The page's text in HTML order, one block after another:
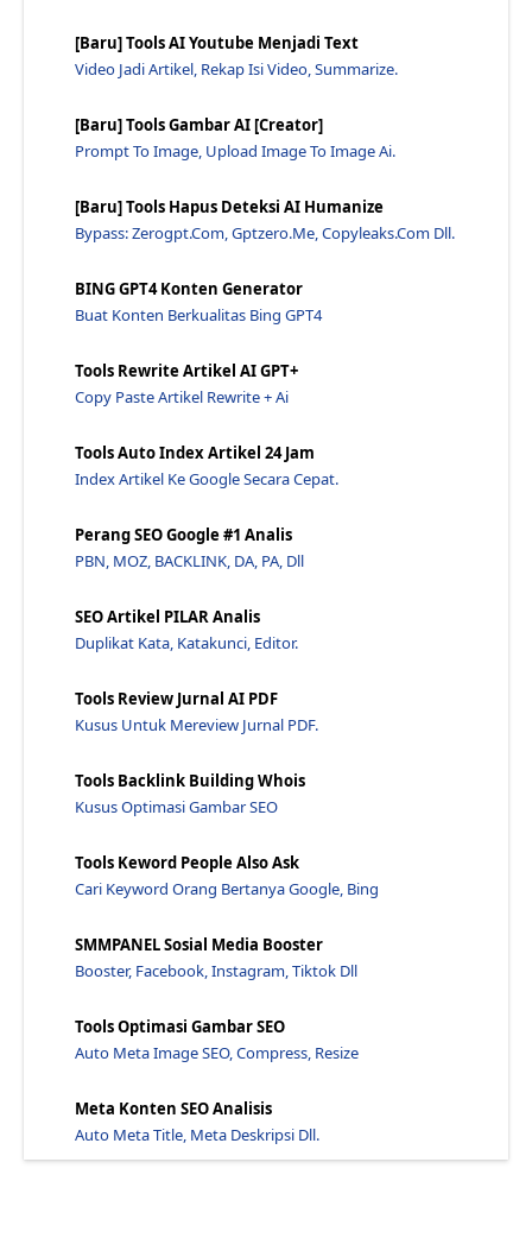
Meta Description Tag Valid Html5 Seo Friendly - Ja...
Mengatasi Leverage Browser Caching Untuk FaviconIn...
Penyebab Artikel Blog Tidak Terindex Di Google - J...
Inspect Element Di Chrome Suka Mencurigakan - Jawa...
Seo Atau Search Engine Optimization, Apa Itu Seo? ...
Cara Mengoptimalkan Konten Iframe Anda Untuk Seo -...
Ingin Menghilangkan I Frame Dan Teks Injection Ata...
Belajar Seo: Teknik - Jawaraspeed
5 Cara Meningkatkan Blog (Cara Meningkatkan Pengun...
Cara Menyalin Kode Sematan Untuk Keterampilan Alex...
Pengantar Pengoptimalan Mesin Pencari - Jawaraspeed
John Mueller Menentukan Penggunaan Meta Tag Seo Fr...
Apa Yang Harus Anda Lakukan Hingga Menjadi Blogger...
7 Cara Menemukan Kata Kunci Untuk Seo Bisnis Lain...
Cara Cepat Mempercepat Index Website Dengan Google...
Cara Cek Da Pa Bisnis Seo Agar Tinggi Suramadu - J...
Benarkah Seo Friendly Membuat Blog Turun Peringkat...
10 Alasan Memilih Sertifikat Ssl Untuk Website And...
Mengenal Sistem Mbs (Mobile Business System) - Jaw...
Belajar Seo 2022 Dengan Versi Spesial Seo Google -...
Temukan Poin Fenomenal Untuk Menulis Artikel - Jaw...
Cara Menambahkan Tanda Centang Di Postingan Blog -...
[Baru] Tools AI Youtube Menjadi Text
Video Jadi Artikel, Rekap Isi Video, Summarize.
[Baru] Tools Gambar AI [Creator]
Prompt To Image, Upload Image To Image Ai.
[Baru] Tools Hapus Deteksi AI Humanize
Bypass: Zerogpt.com, Gptzero.me, Copyleaks.com Dll.
BING GPT4 Konten Generator
Buat Konten Berkualitas Bing GPT4
Tools Rewrite Artikel AI GPT+
Copy Paste Artikel Rewrite + Ai
Tools Auto Index Artikel 24 Jam
Index Artikel Ke Google Secara Cepat.
Perang SEO Google #1 Analis
PBN, MOZ, BACKLINK, DA, PA, Dll
SEO Artikel PILAR Analis
Duplikat Kata, Katakunci, Editor.
Tools Review Jurnal AI PDF
Kusus Untuk Mereview Jurnal PDF.
Tools Backlink Building Whois
Kusus Optimasi Gambar SEO
Tools Keword People Also Ask
Cari Keyword Orang Bertanya Google, Bing
SMMPANEL Sosial Media Booster
Booster, Facebook, Instagram, Tiktok Dll
Tools Optimasi Gambar SEO
Auto Meta Image SEO, Compress, Resize
Meta Konten SEO Analisis
Auto Meta Title, Meta Deskripsi Dll.